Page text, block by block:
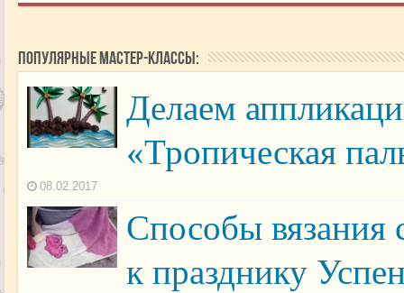
Популярные мастер-классы:
Делаем
«Тропическая
08.02.2017
Способы вязания
к празднику